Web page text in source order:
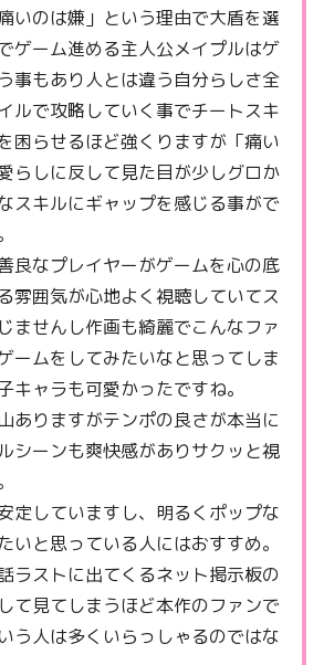
いのは嫌」という理由で大盾を選
ゲーム進める主人公メイプルはゲ
事もあり人とは違う自分らしさ全
ルで攻略していく事でチートスキ
困らせるほど強くりますが「痛い
らしに反して見た目が少しグロか
スキルにギャップを感じる事がで
良なプレイヤーがゲームを心の底
雰囲気が心地よく視聴していてス
ませんし作画も綺麗でこんなファ
ームをしてみたいなと思ってしま
キャラも可愛かったですね。
ありますがテンポの良さが本当に
シーンも爽快感がありサクッと視
定していますし、明るくポップな
いと思っている人にはおすすめ。
ラストに出てくるネット掲示板の
て見てしまうほど本作のファンで
う人は多くいらっしゃるのではな